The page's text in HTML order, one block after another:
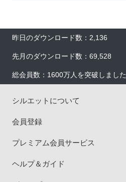
昨日のダウンロード数：2,136
先月のダウンロード数：69,528
総会員数：1600万人を突破しました
シルエットについて
会員登録
プレミアム会員サービス
ヘルプ＆ガイド